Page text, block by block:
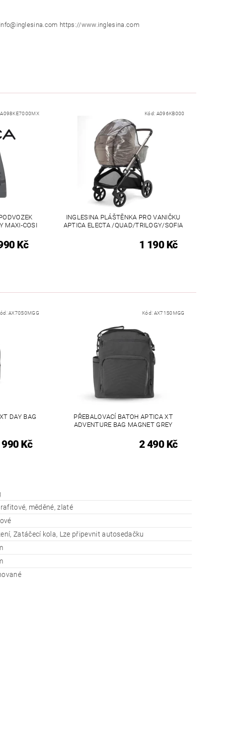
info@inglesina.com https://www.inglesina.com
A098KE7000MX
MAXI-COSI
Kč
Kód: A096KB000
INGLESINA PLÁŠTĚNKA PRO VANIČKU
APTICA ELECTA /QUAD/TRILOGY/SOFIA
1 190 Kč
AX70S0MGG
DAY BAG
990 Kč
Kód: AX71S0MGG
PŘEBALOVACÍ BATOH APTICA XT
ADVENTURE BAG MAGNET GREY
2 490 Kč
měděné, zlaté
Zatáčecí kola, Lze připevnit autosedačku